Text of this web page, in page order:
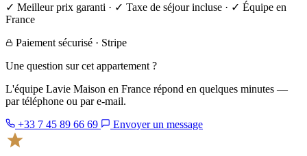
✓ Meilleur prix garanti · ✓ Taxe de séjour incluse · ✓ Équipe en
France
Paiement sécurisé · Stripe
Une question sur cet appartement ?
L'équipe Lavie Maison en France répond en quelques minutes —
par téléphone ou par e-mail.
+33 7 45 89 66 69
Envoyer un message